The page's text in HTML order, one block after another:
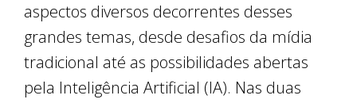
aspectos diversos decorrentes desses
grandes temas, desde desafios da mídia
tradicional até as possibilidades abertas
pela Inteligência Artificial (IA). Nas duas